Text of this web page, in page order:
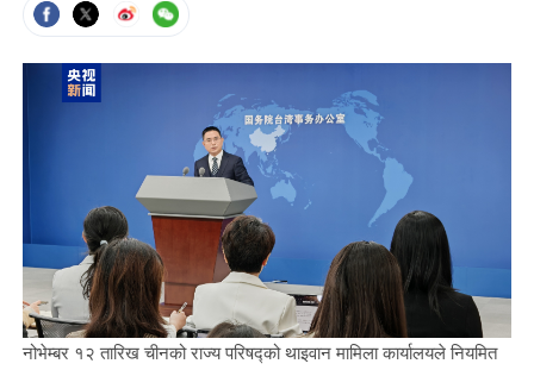
नोभेम्बर १२ तारिख चीनको राज्य परिषद्को थाइवान मामिला कार्यालयले नियमित